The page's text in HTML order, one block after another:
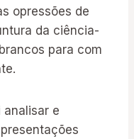
opressões de
da ciência-
para com
e